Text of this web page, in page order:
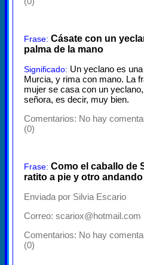
Frase: Cásate con un
palma de la mano
Significado: Un yeclano es
Murcia, y rima con mano. La
mujer se casa con un
señora, es decir, muy bien.
Comentarios: No hay
(0)
Frase: Como el caballo de
ratito a pie y otro andando
Enviada por Silvia Escario
Correo: scariox@hotmail.com
Comentarios: No hay
(0)